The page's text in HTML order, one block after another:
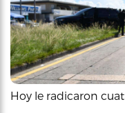
Hoy le radicaron